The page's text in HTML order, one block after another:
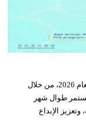
تواصل هيئة الشارقة للمتاحف تنفيذ برنامجها الصيفي لعام 2026، من خلال
تستمر طوال شهر
الإبداع